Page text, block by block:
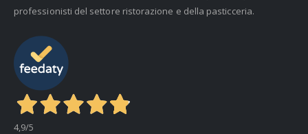
professionisti del settore ristorazione e della pasticceria.
4,9/5